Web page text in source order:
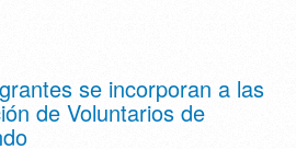
se incorporan a las
de Voluntarios de